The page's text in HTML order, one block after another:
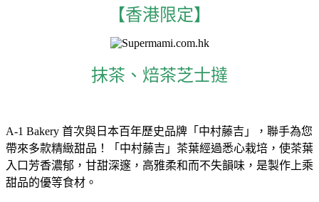
【香港限定】
抹茶、焙茶芝士撻
A-1 Bakery 首次與日本百年歷史品牌「中村藤吉」，聯手為您
帶來多款精緻甜品！「中村藤吉」茶葉經過悉心栽培，使茶葉
入口芳香濃郁，甘甜深邃，高雅柔和而不失韻味，是製作上乘
甜品的優等食材。